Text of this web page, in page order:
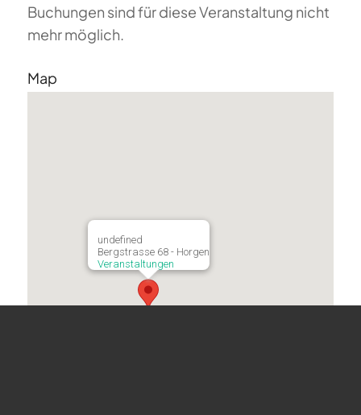
Buchungen sind für diese Veranstaltung nicht
mehr möglich.
Map
undefined
Bergstrasse 68 - Horgen
Veranstaltungen